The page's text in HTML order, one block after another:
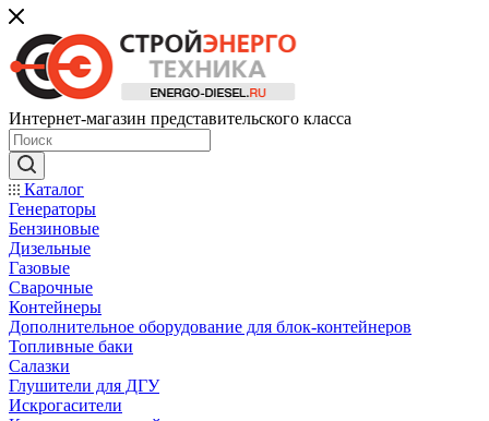
Интернет-магазин представительского класса
Каталог
Генераторы
Бензиновые
Дизельные
Газовые
Сварочные
Контейнеры
Дополнительное оборудование для блок-контейнеров
Топливные баки
Салазки
Глушители для ДГУ
Искрогасители